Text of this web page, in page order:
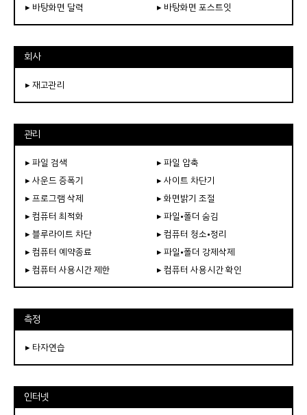
▸ 바탕화면 달력 ▸ 바탕화면 포스트잇
회사
▸ 재고관리
관리
▸ 파일 검색
▸ 파일 압축
▸ 사운드 증폭기
▸ 사이트 차단기
▸ 프로그램 삭제
▸ 화면밝기 조절
▸ 컴퓨터 최적화
▸ 파일•폴더 숨김
▸ 블루라이트 차단
▸ 컴퓨터 청소•정리
▸ 컴퓨터 예약종료
▸ 파일•폴더 강제삭제
▸ 컴퓨터 사용시간 제한
▸ 컴퓨터 사용시간 확인
측정
▸ 타자연습
인터넷